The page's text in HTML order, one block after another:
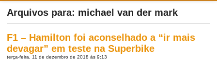
Arquivos para: michael van der mark
F1 – Hamilton foi aconselhado a “ir mais
devagar” em teste na Superbike
terça-feira, 11 de dezembro de 2018 às 9:13